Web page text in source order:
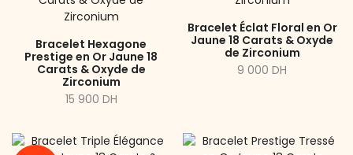
Bracelet Hexagone
Prestige en Or Jaune 18
Carats & Oxyde de
Zirconium
15 900 DH
Bracelet Éclat Floral en Or
Jaune 18 Carats & Oxyde
de Zirconium
9 000 DH